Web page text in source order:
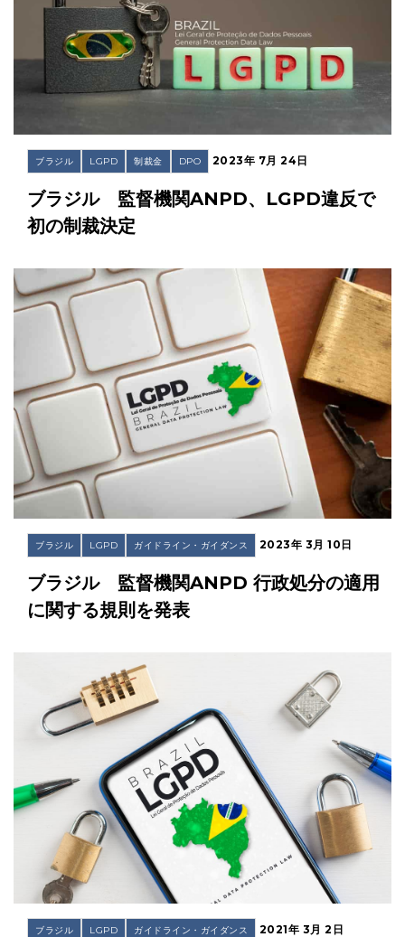
ブラジル LGPD 制裁金 DPO 2023年 7月 24日
ブラジル 監督機関ANPD、LGPD違反で
初の制裁決定
ブラジル LGPD ガイドライン・ガイダンス 2023年 3月 10日
ブラジル 監督機関ANPD 行政処分の適用
に関する規則を発表
ブラジル LGPD ガイドライン・ガイダンス 2021年 3月 2日